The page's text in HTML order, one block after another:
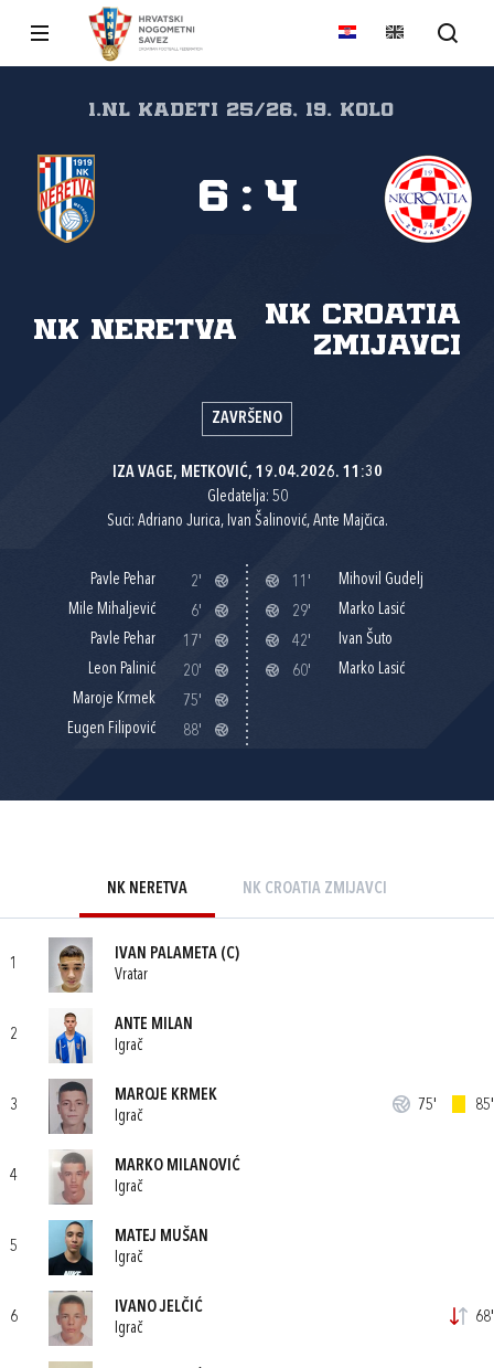
1.nl Kadeti 25/26, 19. kolo
NK Neretva
NK Croatia
Zmijavci
6 : 4
ZAVRŠENO
IZA VAGE, METKOVIĆ, 19.04.2026. 11:30
Gledatelja: 50
Suci: Adriano Jurica, Ivan Šalinović, Ante Majčica.
Pavle Pehar
2'
Mile Mihaljević
6'
Pavle Pehar
17'
Leon Palinić
20'
Maroje Krmek
75'
Eugen Filipović
88'
11'
Mihovil Gudelj
29'
Marko Lasić
42'
Ivan Šuto
60'
Marko Lasić
NK NERETVA NK CROATIA ZMIJAVCI
1
IVAN PALAMETA (C)
Vratar
2
ANTE MILAN
Igrač
3
MAROJE KRMEK
Igrač
75' 85'
4
MARKO MILANOVIĆ
Igrač
5
MATEJ MUŠAN
Igrač
6
IVANO JELČIĆ
Igrač
68'